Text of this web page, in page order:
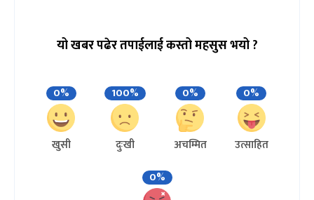
यो खबर पढेर तपाईलाई कस्तो महसुस भयो ?
0%
खुसी
100%
दुःखी
0%
अचम्मित
0%
उत्साहित
0%